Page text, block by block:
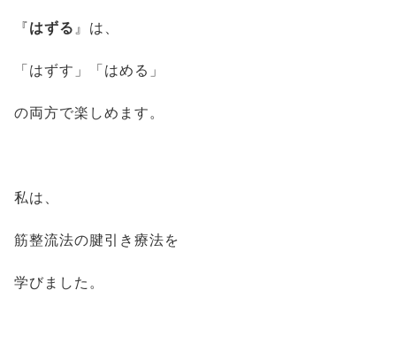
『はずる 』は、
「はずす」「はめる」
の両方で楽しめます。
私は、
筋整流法の腱引き療法を
学びました。